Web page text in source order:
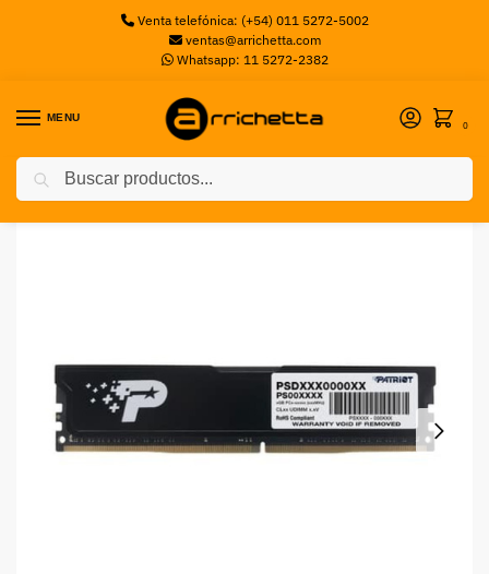
Venta telefónica: (+54) 011 5272-5002
ventas@arrichetta.com
Whatsapp: 11 5272-2382
MENU
0
Inicio Memorias PC / Memoria RAM PAatriot 8GB DDR4-3200 PC